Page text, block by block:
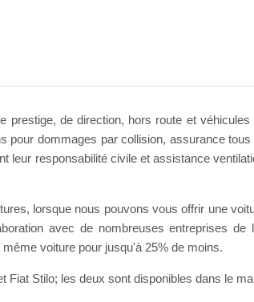
de direction, hors route et
dommages par collision, assurance
leur responsabilité civile et assistance
lorsque nous pouvons vous offrir une
avec de nombreuses entreprises
voiture pour jusqu'à 25% de moins.
Stilo; les deux sont disponibles dans le